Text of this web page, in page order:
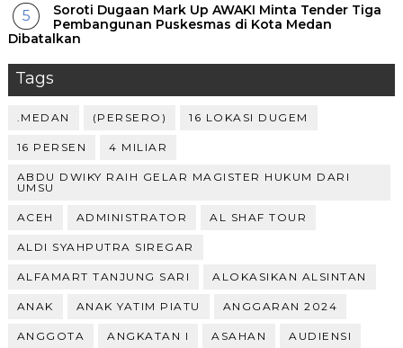
Soroti Dugaan Mark Up AWAKI Minta Tender Tiga
Pembangunan Puskesmas di Kota Medan
Dibatalkan
Tags
.MEDAN (PERSERO) 16 LOKASI DUGEM
16 PERSEN 4 MILIAR
ABDU DWIKY RAIH GELAR MAGISTER HUKUM DARI
UMSU
ACEH ADMINISTRATOR AL SHAF TOUR
ALDI SYAHPUTRA SIREGAR
ALFAMART TANJUNG SARI ALOKASIKAN ALSINTAN
ANAK ANAK YATIM PIATU ANGGARAN 2024
ANGGOTA ANGKATAN I ASAHAN AUDIENSI